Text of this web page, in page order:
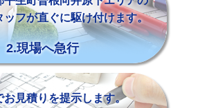
ッフが直ぐに駆け付けます。
2.現場へ急行
お見積りを提示します。